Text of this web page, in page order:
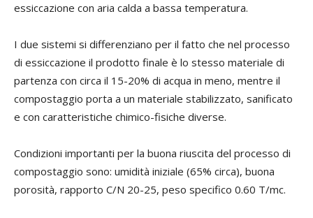
essiccazione con aria calda a bassa temperatura.
I due sistemi si differenziano per il fatto che nel processo
di essiccazione il prodotto finale è lo stesso materiale di
partenza con circa il 15-20% di acqua in meno, mentre il
compostaggio porta a un materiale stabilizzato, sanificato
e con caratteristiche chimico-fisiche diverse.
Condizioni importanti per la buona riuscita del processo di
compostaggio sono: umidità iniziale (65% circa), buona
porosità, rapporto C/N 20-25, peso specifico 0.60 T/mc.